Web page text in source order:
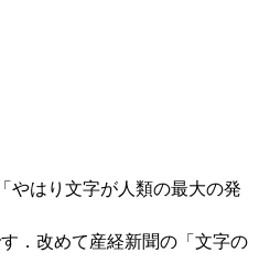
やはり文字が人類の最大の発
．改めて産経新聞の「文字の